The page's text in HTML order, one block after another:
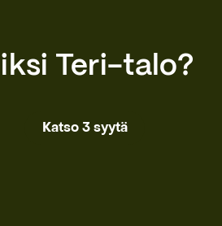
Teri-talo?
Katso 3 syytä